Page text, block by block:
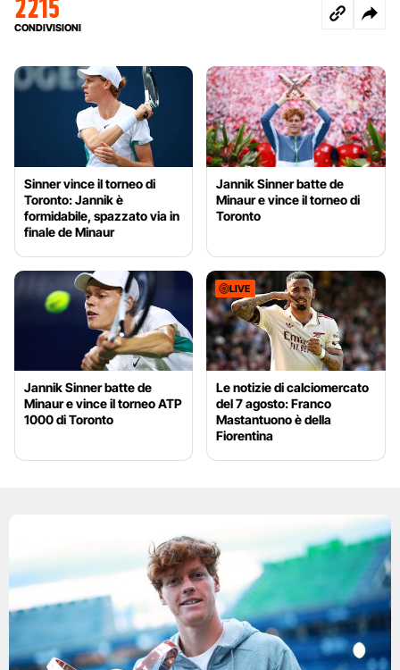
2215
CONDIVISIONI
Sinner vince il torneo di
Toronto: Jannik è
formidabile, spazzato via in
finale de Minaur
Jannik Sinner batte de
Minaur e vince il torneo di
Toronto
Jannik Sinner batte de
Minaur e vince il torneo ATP
1000 di Toronto
LIVE
Le notizie di calciomercato
del 7 agosto: Franco
Mastantuono è della
Fiorentina